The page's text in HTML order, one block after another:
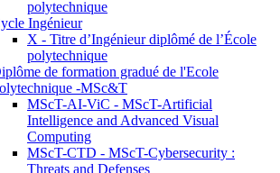
polytechnique
Ingénieur
X - Titre d’Ingénieur diplômé de l’École
polytechnique
de formation gradué de l'Ecole
-MSc&T
MScT-AI-ViC - MScT-Artificial
Intelligence and Advanced Visual
Computing
MScT-CTD - MScT-Cybersecurity :
Threats and Defenses